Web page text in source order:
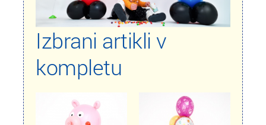
Izbrani artikli v
kompletu